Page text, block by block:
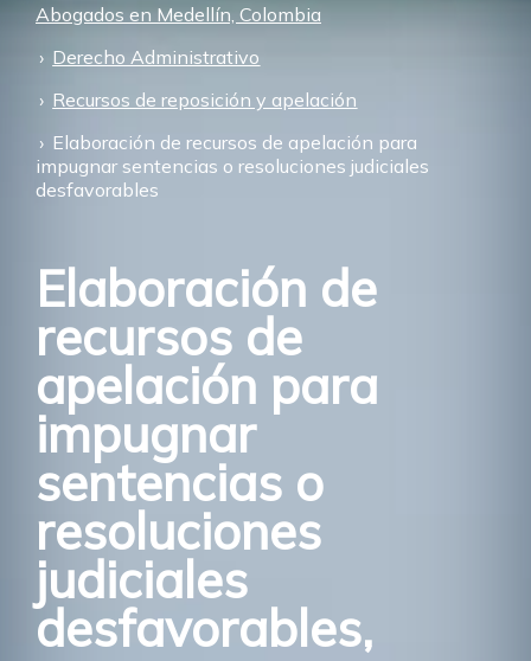
Abogados en Medellín, Colombia
Derecho Administrativo
Recursos de reposición y apelación
Elaboración de recursos de apelación para
impugnar sentencias o resoluciones judiciales
desfavorables
Elaboración de
recursos de
apelación para
impugnar
sentencias o
resoluciones
judiciales
desfavorables,